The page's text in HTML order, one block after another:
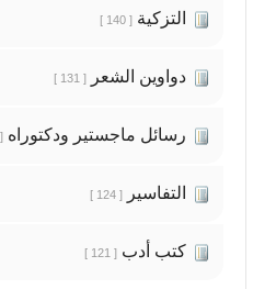
التزكية [ 140 ]
دواوين الشعر [ 131 ]
رسائل ماجستير ودكتوراه [ 130 ]
التفاسير [ 124 ]
كتب أدب [ 121 ]